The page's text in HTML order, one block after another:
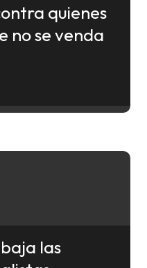
quienes
no se venda
las